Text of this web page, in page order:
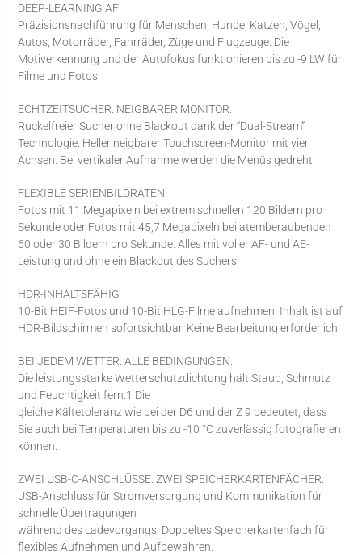
DEEP-LEARNING AF
Präzisionsnachführung für Menschen, Hunde, Katzen, Vögel,
Autos, Motorräder, Fahrräder, Züge und Flugzeuge. Die
Motiverkennung und der Autofokus funktionieren bis zu -9 LW für
Filme und Fotos.
ECHTZEITSUCHER. NEIGBARER MONITOR.
Ruckelfreier Sucher ohne Blackout dank der “Dual-Stream”
Technologie. Heller neigbarer Touchscreen-Monitor mit vier
Achsen. Bei vertikaler Aufnahme werden die Menüs gedreht.
FLEXIBLE SERIENBILDRATEN
Fotos mit 11 Megapixeln bei extrem schnellen 120 Bildern pro
Sekunde oder Fotos mit 45,7 Megapixeln bei atemberaubenden
60 oder 30 Bildern pro Sekunde. Alles mit voller AF- und AE-
Leistung und ohne ein Blackout des Suchers.
HDR-INHALTSFÄHIG
10-Bit HEIF-Fotos und 10-Bit HLG-Filme aufnehmen. Inhalt ist auf
HDR-Bildschirmen sofortsichtbar. Keine Bearbeitung erforderlich.
BEI JEDEM WETTER. ALLE BEDINGUNGEN.
Die leistungsstarke Wetterschutzdichtung hält Staub, Schmutz
und Feuchtigkeit fern.1 Die
gleiche Kältetoleranz wie bei der D6 und der Z 9 bedeutet, dass
Sie auch bei Temperaturen bis zu -10 °C zuverlässig fotografieren
können.
ZWEI USB-C-ANSCHLÜSSE. ZWEI SPEICHERKARTENFÄCHER.
USB-Anschluss für Stromversorgung und Kommunikation für
schnelle Übertragungen
während des Ladevorgangs. Doppeltes Speicherkartenfach für
flexibles Aufnehmen und Aufbewahren.